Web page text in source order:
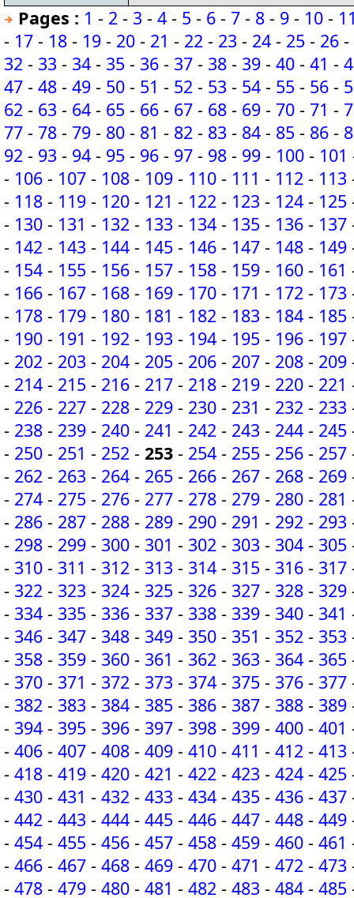
Pages : 1 - 2 - 3 - 4 - 5 - 6 - 7 - 8 - 9 - 10 -
- 17 - 18 - 19 - 20 - 21 - 22 - 23 - 24 - 25 - 26 -
32 - 33 - 34 - 35 - 36 - 37 - 38 - 39 - 40 - 41 -
47 - 48 - 49 - 50 - 51 - 52 - 53 - 54 - 55 - 56 -
62 - 63 - 64 - 65 - 66 - 67 - 68 - 69 - 70 - 71 -
77 - 78 - 79 - 80 - 81 - 82 - 83 - 84 - 85 - 86 -
92 - 93 - 94 - 95 - 96 - 97 - 98 - 99 - 100 - 101
- 106 - 107 - 108 - 109 - 110 - 111 - 112 - 113
- 118 - 119 - 120 - 121 - 122 - 123 - 124 - 125
- 130 - 131 - 132 - 133 - 134 - 135 - 136 - 137
- 142 - 143 - 144 - 145 - 146 - 147 - 148 - 149
- 154 - 155 - 156 - 157 - 158 - 159 - 160 - 161
- 166 - 167 - 168 - 169 - 170 - 171 - 172 - 173
- 178 - 179 - 180 - 181 - 182 - 183 - 184 - 185
- 190 - 191 - 192 - 193 - 194 - 195 - 196 - 197
- 202 - 203 - 204 - 205 - 206 - 207 - 208 - 209
- 214 - 215 - 216 - 217 - 218 - 219 - 220 - 221
- 226 - 227 - 228 - 229 - 230 - 231 - 232 - 233
- 238 - 239 - 240 - 241 - 242 - 243 - 244 - 245
- 250 - 251 - 252 - 253 - 254 - 255 - 256 - 257
- 262 - 263 - 264 - 265 - 266 - 267 - 268 - 269
- 274 - 275 - 276 - 277 - 278 - 279 - 280 - 281
- 286 - 287 - 288 - 289 - 290 - 291 - 292 - 293
- 298 - 299 - 300 - 301 - 302 - 303 - 304 - 305
- 310 - 311 - 312 - 313 - 314 - 315 - 316 - 317
- 322 - 323 - 324 - 325 - 326 - 327 - 328 - 329
- 334 - 335 - 336 - 337 - 338 - 339 - 340 - 341
- 346 - 347 - 348 - 349 - 350 - 351 - 352 - 353
- 358 - 359 - 360 - 361 - 362 - 363 - 364 - 365
- 370 - 371 - 372 - 373 - 374 - 375 - 376 - 377
- 382 - 383 - 384 - 385 - 386 - 387 - 388 - 389
- 394 - 395 - 396 - 397 - 398 - 399 - 400 - 401
- 406 - 407 - 408 - 409 - 410 - 411 - 412 - 413
- 418 - 419 - 420 - 421 - 422 - 423 - 424 - 425
- 430 - 431 - 432 - 433 - 434 - 435 - 436 - 437
- 442 - 443 - 444 - 445 - 446 - 447 - 448 - 449
- 454 - 455 - 456 - 457 - 458 - 459 - 460 - 461
- 466 - 467 - 468 - 469 - 470 - 471 - 472 - 473
- 478 - 479 - 480 - 481 - 482 - 483 - 484 - 485